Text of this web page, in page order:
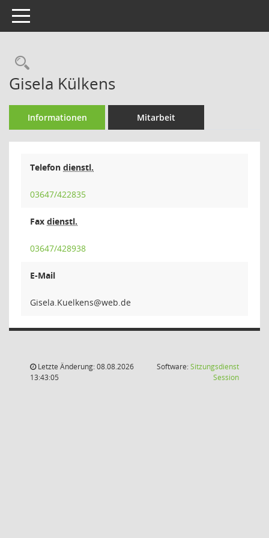
Toggle navigation
Rechercheauswahl
Gisela Külkens
Informationen Mitarbeit
Telefon dienstl.
03647/422835
Fax dienstl.
03647/428938
E-Mail
snekleu
Letzte Änderung: 08.08.2026
13:43:05
Software:Sitzungsdienst
Session(Wird in